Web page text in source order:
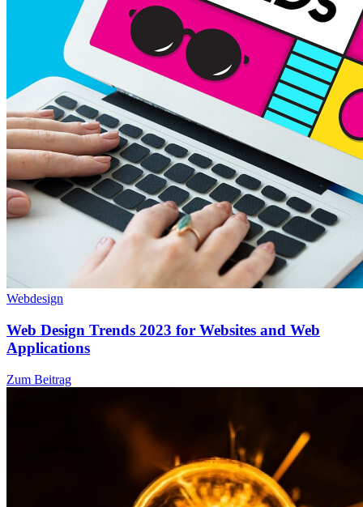
Webdesign
Web Design Trends 2023 for Websites and Web
Applications
Zum Beitrag